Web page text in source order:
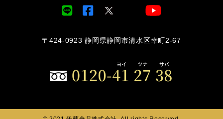
〒424-0923 静岡県静岡市清水区幸町2-67